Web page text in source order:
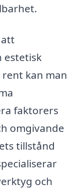
estetisk
kan man
faktorers
omgivande
tillstånd
och